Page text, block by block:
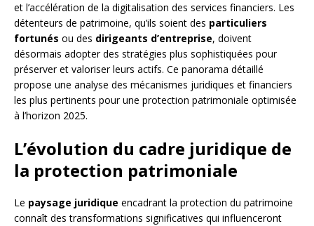
et l’accélération de la digitalisation des services financiers. Les
détenteurs de patrimoine, qu’ils soient des particuliers
fortunés ou des dirigeants d’entreprise, doivent
désormais adopter des stratégies plus sophistiquées pour
préserver et valoriser leurs actifs. Ce panorama détaillé
propose une analyse des mécanismes juridiques et financiers
les plus pertinents pour une protection patrimoniale optimisée
à l’horizon 2025.
L’évolution du cadre juridique de
la protection patrimoniale
Le paysage juridique encadrant la protection du patrimoine
connaît des transformations significatives qui influenceront